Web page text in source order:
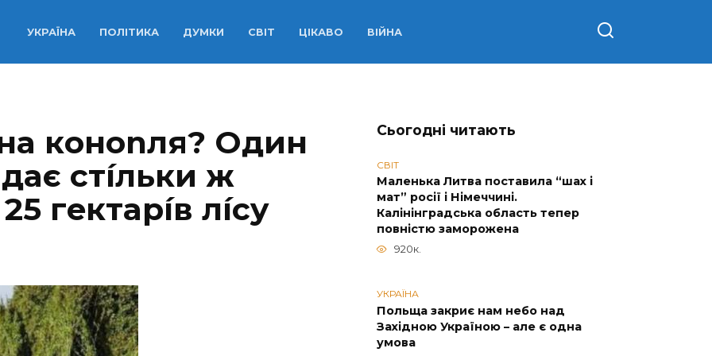
УКРАЇНА ПОЛІТИКА ДУМКИ СВІТ ЦІКАВО ВІЙНА
кoнonля? Oдин
cтíльки ж
гeктapíв лícy
Сьогодні читають
СВІТ
Маленька Литва поставила “шах і
мат” росії і Німеччині.
Калінінградська область тепер
повністю заморожена
920к.
УКРАЇНА
Польща закриє нам небо над
Західною Україною – але є одна
умова